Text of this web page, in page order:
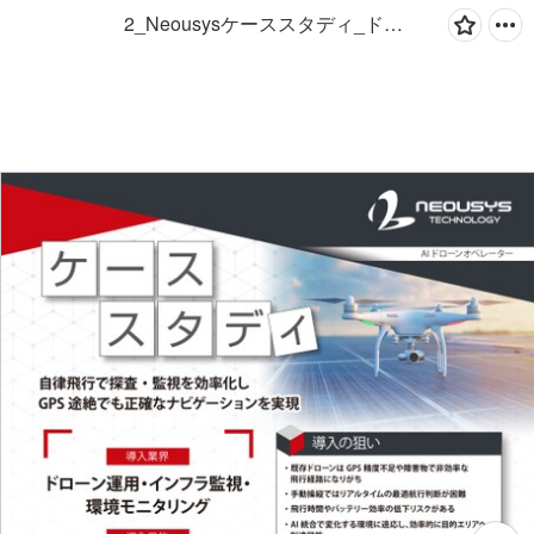
2_Neousysケーススタディ_ドローン